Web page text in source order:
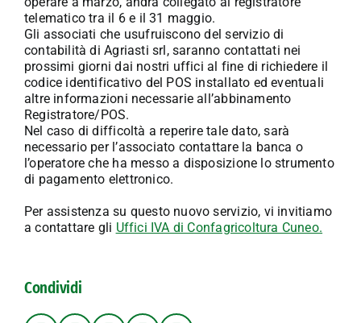
telematico tra il 6 e il 31 maggio.
Gli associati che usufruiscono del servizio di
contabilità di Agriasti srl, saranno contattati nei
prossimi giorni dai nostri uffici al fine di richiedere il
codice identificativo del POS installato ed eventuali
altre informazioni necessarie all’abbinamento
Registratore/POS.
Nel caso di difficoltà a reperire tale dato, sarà
necessario per l’associato contattare la banca o
l’operatore che ha messo a disposizione lo strumento
di pagamento elettronico.
Per assistenza su questo nuovo servizio, vi invitiamo
a contattare gli Uffici IVA di Confagricoltura Cuneo.
Condividi